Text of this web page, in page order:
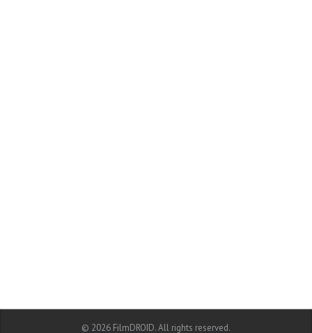
© 2026 FilmDROID. All rights reserved.